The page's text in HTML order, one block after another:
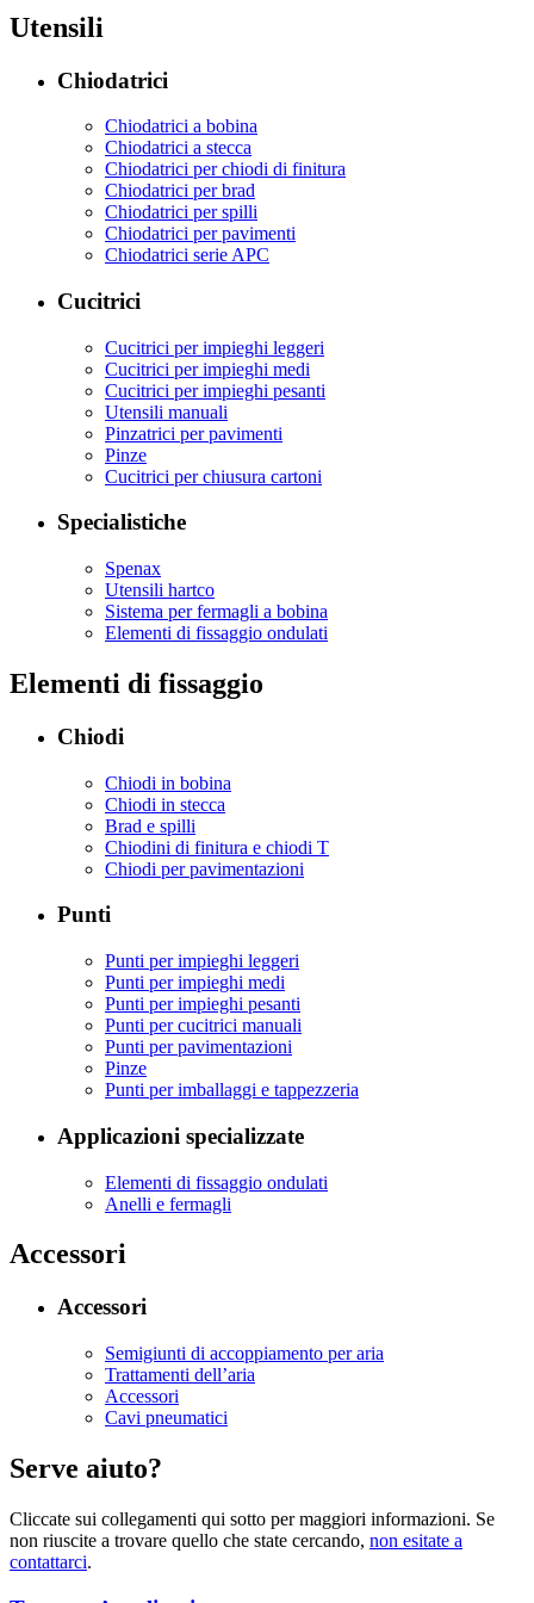
Utensili
Chiodatrici
Chiodatrici a bobina
Chiodatrici a stecca
Chiodatrici per chiodi di finitura
Chiodatrici per brad
Chiodatrici per spilli
Chiodatrici per pavimenti
Chiodatrici serie APC
Cucitrici
Cucitrici per impieghi leggeri
Cucitrici per impieghi medi
Cucitrici per impieghi pesanti
Utensili manuali
Pinzatrici per pavimenti
Pinze
Cucitrici per chiusura cartoni
Specialistiche
Spenax
Utensili hartco
Sistema per fermagli a bobina
Elementi di fissaggio ondulati
Elementi di fissaggio
Chiodi
Chiodi in bobina
Chiodi in stecca
Brad e spilli
Chiodini di finitura e chiodi T
Chiodi per pavimentazioni
Punti
Punti per impieghi leggeri
Punti per impieghi medi
Punti per impieghi pesanti
Punti per cucitrici manuali
Punti per pavimentazioni
Pinze
Punti per imballaggi e tappezzeria
Applicazioni specializzate
Elementi di fissaggio ondulati
Anelli e fermagli
Accessori
Accessori
Semigiunti di accoppiamento per aria
Trattamenti dell’aria
Accessori
Cavi pneumatici
Serve aiuto?
Cliccate sui collegamenti qui sotto per maggiori informazioni. Se
non riuscite a trovare quello che state cercando, non esitate a
contattarci.